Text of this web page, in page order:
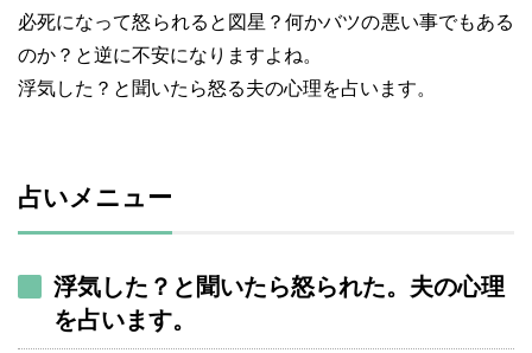
必死になって怒られると図星？何かバツの悪い事でもある
のか？と逆に不安になりますよね。
浮気した？と聞いたら怒る夫の心理を占います。
占いメニュー
浮気した？と聞いたら怒られた。夫の心理
を占います。